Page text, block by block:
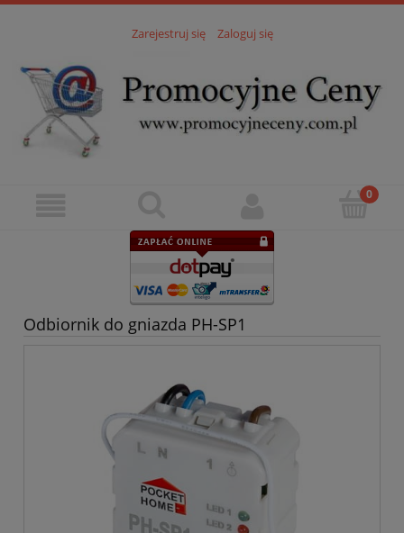
Zarejestruj się Zaloguj się
Odbiornik do gniazda PH-SP1